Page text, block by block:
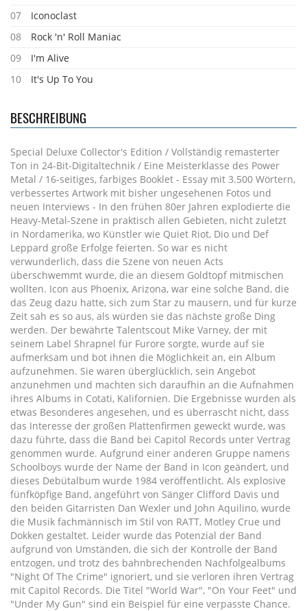
07
Iconoclast
08
Rock 'n' Roll Maniac
09
I'm Alive
10
It's Up To You
BESCHREIBUNG
Special Deluxe Collector's Edition / Vollständig remasterter
Ton in 24-Bit-Digitaltechnik / Eine Meisterklasse des Power
Metal / 16-seitiges, farbiges Booklet - Essay mit 3.500 Wörtern,
verbessertes Artwork mit bisher ungesehenen Fotos und
neuen Interviews - In den frühen 80er Jahren explodierte die
Heavy-Metal-Szene in praktisch allen Gebieten, nicht zuletzt
in Nordamerika, wo Künstler wie Quiet Riot, Dio und Def
Leppard große Erfolge feierten. So war es nicht
verwunderlich, dass die Szene von neuen Acts
überschwemmt wurde, die an diesem Goldtopf mitmischen
wollten. Icon aus Phoenix, Arizona, war eine solche Band, die
das Zeug dazu hatte, sich zum Star zu mausern, und für kurze
Zeit sah es so aus, als würden sie das nächste große Ding
werden. Der bewährte Talentscout Mike Varney, der mit
seinem Label Shrapnel für Furore sorgte, wurde auf sie
aufmerksam und bot ihnen die Möglichkeit an, ein Album
aufzunehmen. Sie waren überglücklich, sein Angebot
anzunehmen und machten sich daraufhin an die Aufnahmen
ihres Albums in Cotati, Kalifornien. Die Ergebnisse wurden als
etwas Besonderes angesehen, und es überrascht nicht, dass
das Interesse der großen Plattenfirmen geweckt wurde, was
dazu führte, dass die Band bei Capitol Records unter Vertrag
genommen wurde. Aufgrund einer anderen Gruppe namens
Schoolboys wurde der Name der Band in Icon geändert, und
dieses Debütalbum wurde 1984 veröffentlicht. Als explosive
fünfköpfige Band, angeführt von Sänger Clifford Davis und
den beiden Gitarristen Dan Wexler und John Aquilino, wurde
die Musik fachmännisch im Stil von RATT, Motley Crue und
Dokken gestaltet. Leider wurde das Potenzial der Band
aufgrund von Umständen, die sich der Kontrolle der Band
entzogen, und trotz des bahnbrechenden Nachfolgealbums
"Night Of The Crime" ignoriert, und sie verloren ihren Vertrag
mit Capitol Records. Die Titel "World War", "On Your Feet" und
"Under My Gun" sind ein Beispiel für eine verpasste Chance.